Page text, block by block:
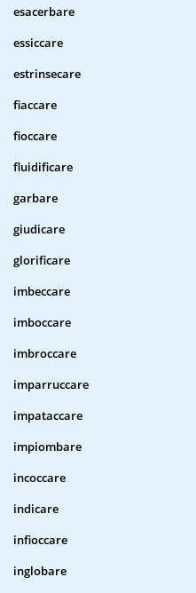
esacerbare
essiccare
estrinsecare
fiaccare
fioccare
fluidificare
garbare
giudicare
glorificare
imbeccare
imboccare
imbroccare
imparruccare
impataccare
impiombare
incoccare
indicare
infioccare
inglobare